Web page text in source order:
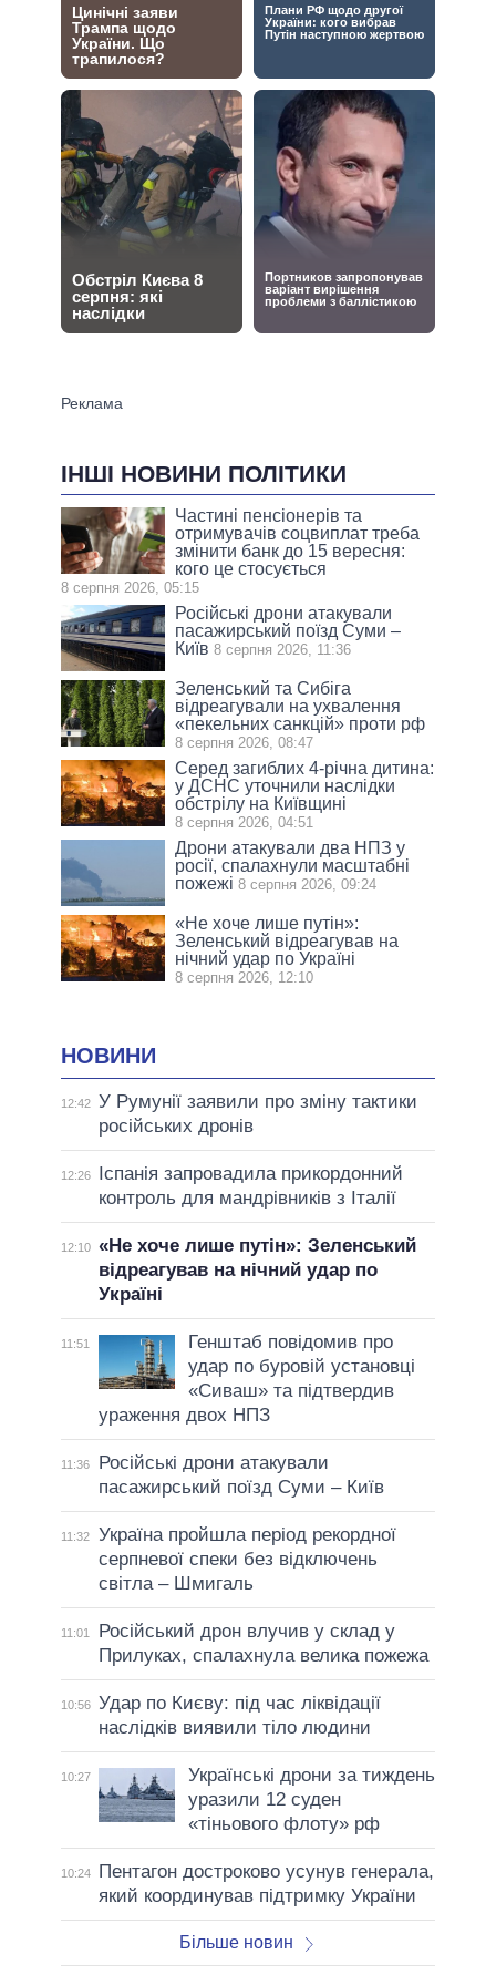
ІНШІ НОВИНИ ПОЛІТИКИ
Частині пенсіонерів та
отримувачів соцвиплат треба
змінити банк до 15 вересня:
кого це стосується
8 серпня 2026, 05:15
Російські дрони атакували
пасажирський поїзд Суми –
Київ 8 серпня 2026, 11:36
Зеленський та Сибіга
відреагували на ухвалення
«пекельних санкцій» проти рф
8 серпня 2026, 08:47
Серед загиблих 4-річна дитина:
у ДСНС уточнили наслідки
обстрілу на Київщині
8 серпня 2026, 04:51
Дрони атакували два НПЗ у
росії, спалахнули масштабні
пожежі 8 серпня 2026, 09:24
«Не хоче лише путін»:
Зеленський відреагував на
нічний удар по Україні
8 серпня 2026, 12:10
НОВИНИ
12:42 У Румунії заявили про зміну тактики
російських дронів
12:26
Іспанія запровадила прикордонний
контроль для мандрівників з Італії
12:10 «Не хоче лише путін»: Зеленський
відреагував на нічний удар по
Україні
11:51
Генштаб повідомив про
удар по буровій установці
«Сиваш» та підтвердив
ураження двох НПЗ
11:36
Російські дрони атакували
пасажирський поїзд Суми – Київ
11:32
Україна пройшла період рекордної
серпневої спеки без відключень
світла – Шмигаль
11:01
Російський дрон влучив у склад у
Прилуках, спалахнула велика пожежа
10:56 Удар по Києву: під час ліквідації
наслідків виявили тіло людини
10:27
Українські дрони за тиждень
уразили 12 суден
«тіньового флоту» рф
10:24
Пентагон достроково усунув генерала,
який координував підтримку України
Більше новин